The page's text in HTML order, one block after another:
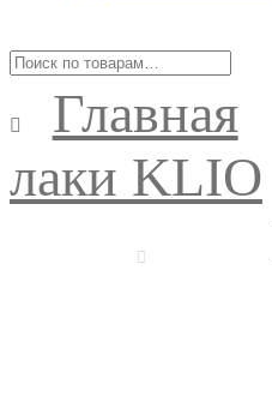
Главная
лаки KLIO